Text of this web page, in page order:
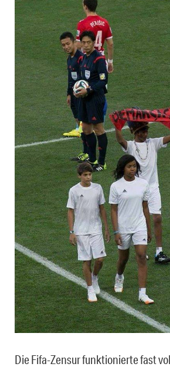
Die Fifa-Zensur funktionierte fast